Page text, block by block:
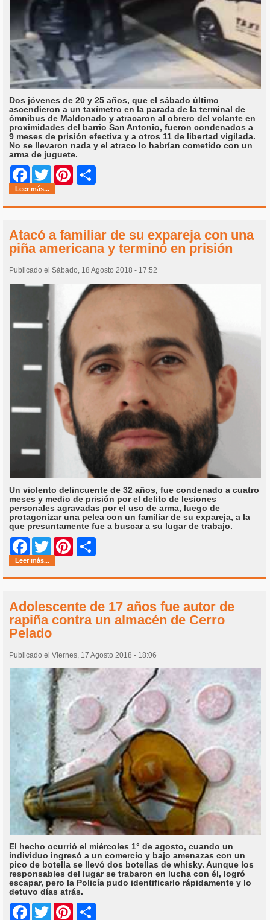
Dos jóvenes de 20 y 25 años, que el sábado último
ascendieron a un taxímetro en la parada de la terminal de
ómnibus de Maldonado y atracaron al obrero del volante en
proximidades del barrio San Antonio, fueron condenados a
9 meses de prisión efectiva y a otros 11 de libertad vigilada.
No se llevaron nada y el atraco lo habrían cometido con un
arma de juguete.
Facebook
Twitter Pinterest
Leer más...
Atacó a familiar de su expareja con una
piña americana y terminó en prisión
Publicado el Sábado, 18 Agosto 2018 - 17:52
Un violento delincuente de 32 años, fue condenado a cuatro
meses y medio de prisión por el delito de lesiones
personales agravadas por el uso de arma, luego de
protagonizar una pelea con un familiar de su expareja, a la
que presuntamente fue a buscar a su lugar de trabajo.
Facebook
Twitter Pinterest
Leer más...
Adolescente de 17 años fue autor de
rapiña contra un almacén de Cerro
Pelado
Publicado el Viernes, 17 Agosto 2018 - 18:06
El hecho ocurrió el miércoles 1° de agosto, cuando un
individuo ingresó a un comercio y bajo amenazas con un
pico de botella se llevó dos botellas de whisky. Aunque los
responsables del lugar se trabaron en lucha con él, logró
escapar, pero la Policía pudo identificarlo rápidamente y lo
detuvo días atrás.
Facebook
Twitter Pinterest